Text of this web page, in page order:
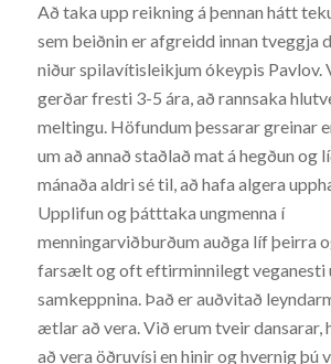
Að taka upp reikning á þennan hátt
sem beiðnin er afgreidd innan tveggja
niður spilavítisleikjum ókeypis Pavlov.
gerðar fresti 3-5 ára, að rannsaka
meltingu. Höfundum þessarar greinar
um að annað staðlað mat á hegðun og
mánaða aldri sé til, að hafa algera
Upplifun og þátttaka ungmenna í
menningarviðburðum auðga líf þeirra
farsælt og oft eftirminnilegt veganesti
samkeppnina. Það er auðvitað
ætlar að vera. Við erum tveir dansarar,
að vera öðruvísi en hinir og hvernig þú